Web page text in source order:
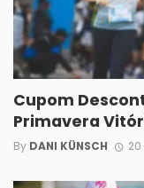
Cupom
Primavera
By DANI KÜNSCH